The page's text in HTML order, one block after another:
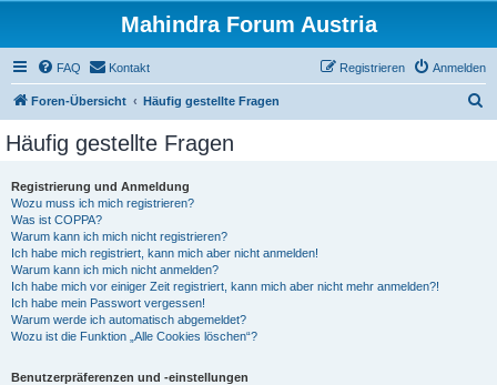
Mahindra Forum Austria
FAQ Kontakt Anmelden
Registrieren
Foren-Übersicht Häufig gestellte Fragen
Häufig gestellte Fragen
Registrierung und Anmeldung
Wozu muss ich mich registrieren?
Was ist COPPA?
Warum kann ich mich nicht registrieren?
Ich habe mich registriert, kann mich aber nicht anmelden!
Warum kann ich mich nicht anmelden?
Ich habe mich vor einiger Zeit registriert, kann mich aber nicht mehr anmelden?!
Ich habe mein Passwort vergessen!
Warum werde ich automatisch abgemeldet?
Wozu ist die Funktion „Alle Cookies löschen“?
Benutzerpräferenzen und -einstellungen